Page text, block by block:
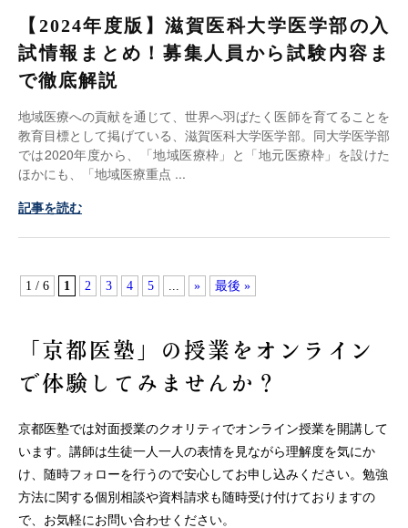
【2024年度版】滋賀医科大学医学部の入
試情報まとめ！募集人員から試験内容ま
で徹底解説
地域医療への貢献を通じて、世界へ羽ばたく医師を育てることを
教育目標として掲げている、滋賀医科大学医学部。同大学医学部
では2020年度から、「地域医療枠」と「地元医療枠」を設けた
ほかにも、「地域医療重点
記事を読む
1 / 6 1 2 3 4 5 ... » 最後 »
「京都医塾」の授業を オンライン
で体験してみませんか？
京都医塾では対面授業のクオリティでオンライン授業を開講して
います。 講師は生徒一人一人の表情を見ながら理解度を気にか
け、随時フォローを行うので安心してお申し込みください。 勉強
方法に関する個別相談や資料請求も随時受け付けておりますの
で、お気軽にお問い合わせください。